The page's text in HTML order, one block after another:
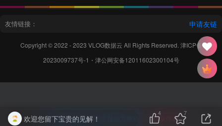
友情链接： 申请友链
Copyright © 2022 - 2023 VLOG数据云 All Rights Reserved. 津ICP备
2023009737号-1 ・ 津公网安备12011602300104号
欢迎您留下宝贵的见解！
4 7
本站主题由Zibll子比主题强力驱动 联系作者